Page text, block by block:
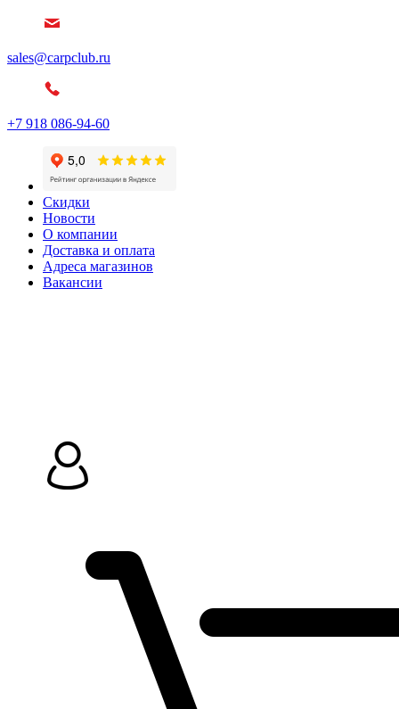
sales@carpclub.ru
+7 918 086-94-60
Скидки
Новости
О компании
Доставка и оплата
Адреса магазинов
Вакансии